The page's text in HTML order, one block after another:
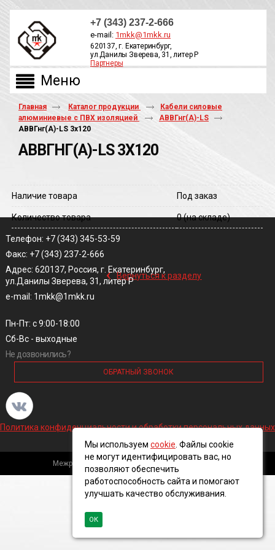
+7 (343) 237-2-666
e-mail: 1mkk@1mkk.ru
620137, г. Екатеринбург,
ул.Данилы Зверева, 31, литер Р
Партнеры
Главная Каталог продукции
Кабели силовые
алюминиевые с ПВХ изоляцией
АВВГнг(А)-LS
АВВГнг(A)-LS 3х120
АВВГНГ(A)-LS 3Х120
Наличие товара Под заказ
Количество товара 0(на складе)
‹ Вернуться к разделу
Телефон: +7 (343) 345-53-59
Факс: +7 (343) 237-2-666
Адрес: 620137, Россия, г. Екатеринбург,
ул.Данилы Зверева, 31, литер Р
e-mail: 1mkk@1mkk.ru
Пн-Пт: с 9:00-18:00
Сб-Вс - выходные
Не дозвонились?
ОБРАТНЫЙ ЗВОНОК
Политика конфиденциальности и обработки персональных данных
Межрегиональная кабельная компания, 2016 ©
Мы используем cookie . Файлы cookie
не могут идентифицировать вас, но
позволяют обеспечить
работоспособность сайта и помогают
улучшать качество обслуживания.
ОК